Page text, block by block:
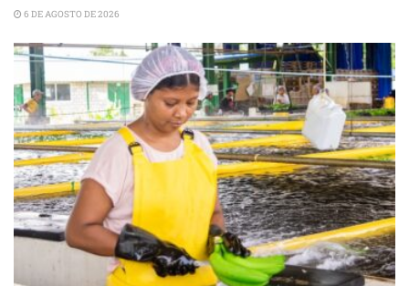
6 DE AGOSTO DE 2026